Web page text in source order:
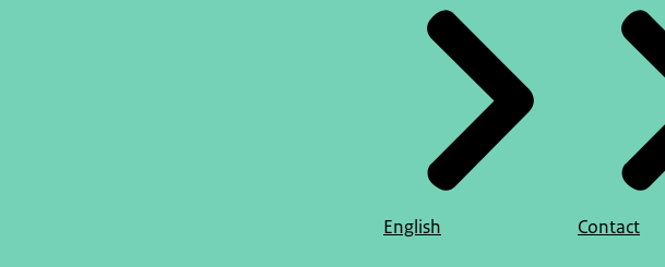
English Contact